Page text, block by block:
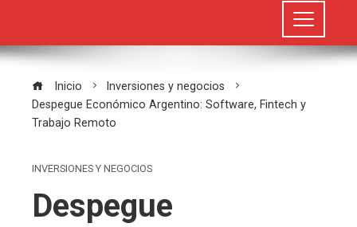
Inicio
Inversiones y negocios
Despegue Económico Argentino: Software, Fintech y
Trabajo Remoto
INVERSIONES Y NEGOCIOS
Despegue